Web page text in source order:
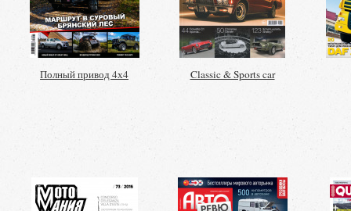
Полный привод 4х4 Classic & Sports car